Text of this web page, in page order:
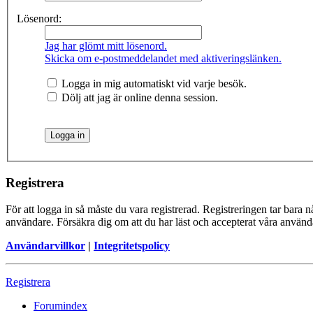
Lösenord:
Jag har glömt mitt lösenord.
Skicka om e-postmeddelandet med aktiveringslänken.
Logga in mig automatiskt vid varje besök.
Dölj att jag är online denna session.
Registrera
För att logga in så måste du vara registrerad. Registreringen tar
användare. Försäkra dig om att du har läst och accepterat våra
Användarvillkor | Integritetspolicy
Registrera
Forumindex